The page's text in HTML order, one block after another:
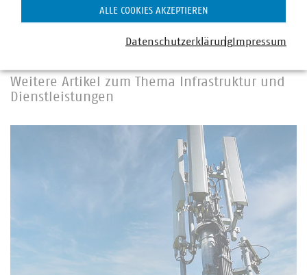
TaxonomieUmwelt
Weitere Artikel zum Thema Infrastruktur und
Dienstleistungen
ALLE COOKIES AKZEPTIEREN
DatenschutzerklärungImpressum